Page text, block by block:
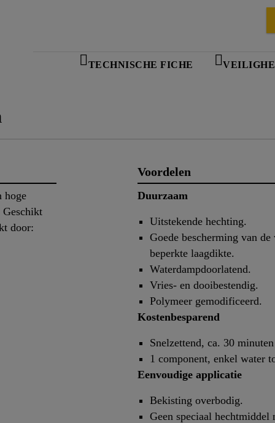
TECHNISCHE FICHE
hoge
Geschikt
door:
Voordelen
Duurzaam
Uitstekende hechting.
Goede bescherming van
beperkte laagdikte.
Waterdampdoorlatend.
Vries- en dooibestendig.
Polymeer gemodificeerd.
Kostenbesparend
Snelzettend, ca. 30
1 component, enkel water
Eenvoudige applicatie
Bekisting overbodig.
Geen speciaal hechtmiddel